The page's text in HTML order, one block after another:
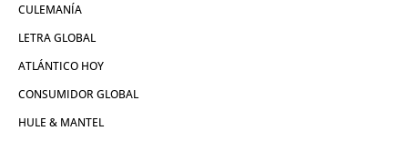
CULEMANÍA
LETRA GLOBAL
ATLÁNTICO HOY
CONSUMIDOR GLOBAL
HULE & MANTEL